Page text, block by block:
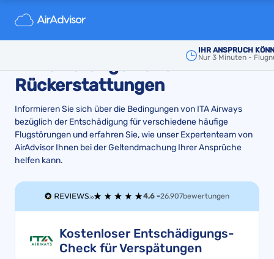
IHR ANSPRUCH
Nur 3 Minuten -
ITA Airways Entschädigung
für Flugverspätungen,
Rückerstattungen
Informieren Sie sich über die Bedingungen von ITA Airways
bezüglich der Entschädigung für verschiedene häufige
Flugstörungen und erfahren Sie, wie unser Expertenteam von
AirAdvisor Ihnen bei der Geltendmachung Ihrer Ansprüche
helfen kann.
4,6 -26.907bewertungen
Kostenloser Entschädigungs-
Check für Verspätungen